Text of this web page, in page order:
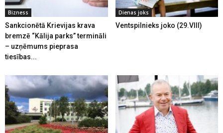
Bizness
Sankcionētā Krievijas krava
bremzē “Kālija parks” termināli
– uzņēmums pieprasa
tiesības...
Dienas joks
Ventspilnieks joko (29.VIII)